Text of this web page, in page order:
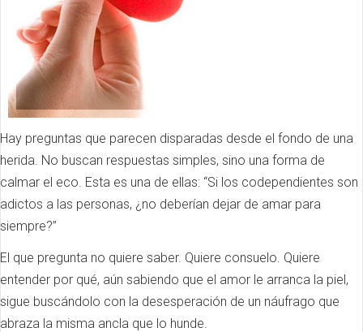
Hay preguntas que parecen disparadas desde el fondo de una
herida. No buscan respuestas simples, sino una forma de
calmar el eco. Esta es una de ellas: “Si los codependientes son
adictos a las personas, ¿no deberían dejar de amar para
siempre?”
El que pregunta no quiere saber. Quiere consuelo. Quiere
entender por qué, aún sabiendo que el amor le arranca la piel,
sigue buscándolo con la desesperación de un náufrago que
abraza la misma ancla que lo hunde.